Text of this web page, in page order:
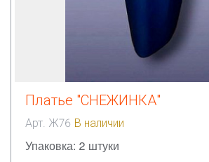
Платье "СНЕЖИНКА"
Арт. Ж76 В наличии
Упаковка: 2 штуки